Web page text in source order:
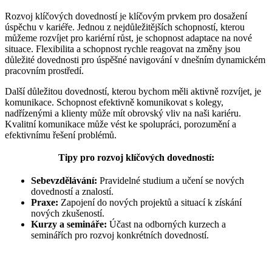
Rozvoj klíčových dovedností je klíčovým prvkem pro dosažení
úspěchu v kariéře. Jednou z nejdůležitějších schopností, kterou
můžeme rozvíjet pro kariérní růst, je schopnost adaptace na nové
situace. Flexibilita a schopnost rychle reagovat na změny jsou
důležité dovednosti pro úspěšné navigování v dnešním dynamickém
pracovním prostředí.
Další důležitou dovedností, kterou bychom měli aktivně rozvíjet, je
komunikace. Schopnost efektivně komunikovat s kolegy,
nadřízenými a klienty může mít obrovský vliv na naši kariéru.
Kvalitní komunikace může vést ke spolupráci, porozumění a
efektivnímu řešení problémů.
Tipy pro rozvoj klíčových dovedností:
Sebevzdělávání: Pravidelné studium a učení se nových
dovedností a znalostí.
Praxe: Zapojení do nových projektů a situací k získání
nových zkušeností.
Kurzy a semináře: Účast na odborných kurzech a
seminářích pro rozvoj konkrétních dovedností.